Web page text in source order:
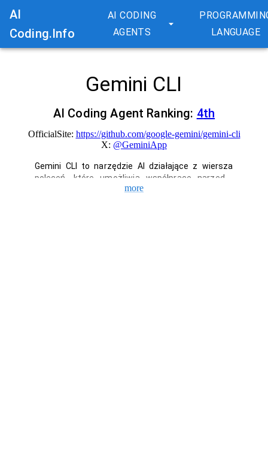
AI
Coding.Info
AI CODING
AGENTS
LANGUAGE
Gemini CLI
AI Coding Agent Ranking: 4th
OfficialSite: https://github.com/google-gemini/gemini-cli
X: @GeminiApp
Gemini CLI to narzędzie AI działające z wiersza
poleceń, które umożliwia współpracę narzędzi,
zrozumienie kodu i przyspieszenie przepływu
more